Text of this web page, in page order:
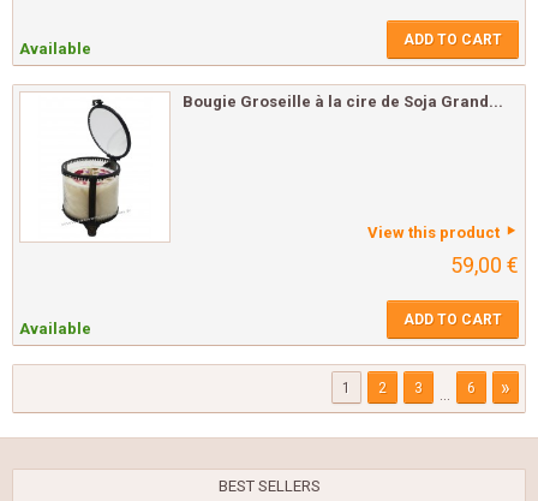
Available ADD TO CART
Bougie Groseille à la cire de Soja Grand...
View this product
59,00 €
Available ADD TO CART
1 2 3 ... 6 »
BEST SELLERS